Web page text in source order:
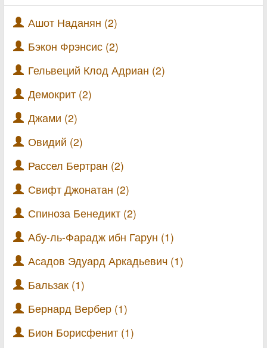
Ашот Наданян (2)
Бэкон Фрэнсис (2)
Гельвеций Клод Адриан (2)
Демокрит (2)
Джами (2)
Овидий (2)
Рассел Бертран (2)
Свифт Джонатан (2)
Спиноза Бенедикт (2)
Абу-ль-Фарадж ибн Гарун (1)
Асадов Эдуард Аркадьевич (1)
Бальзак (1)
Бернард Вербер (1)
Бион Борисфенит (1)